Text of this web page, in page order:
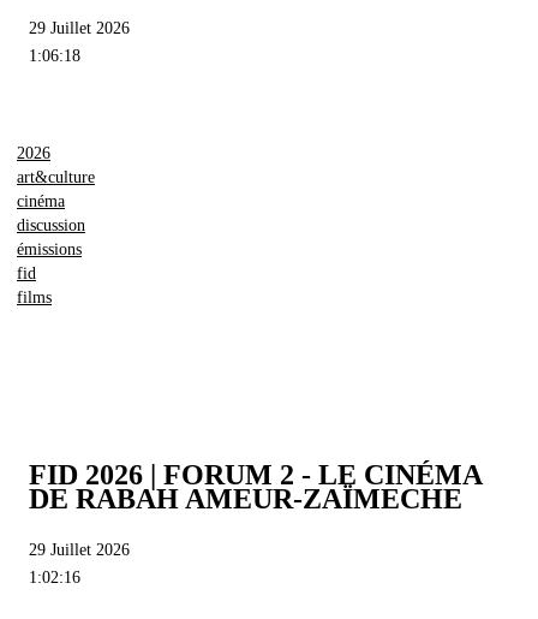
29 Juillet 2026
1:06:18
2026
art&culture
cinéma
discussion
émissions
fid
films
FID 2026 | FORUM 2 - LE CINÉMA
DE RABAH AMEUR-ZAÏMECHE
29 Juillet 2026
1:02:16